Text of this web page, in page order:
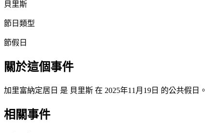
貝里斯
節日類型
節假日
關於這個事件
加里富納定居日 是 貝里斯 在 2025年11月19日 的公共假日。
相關事件